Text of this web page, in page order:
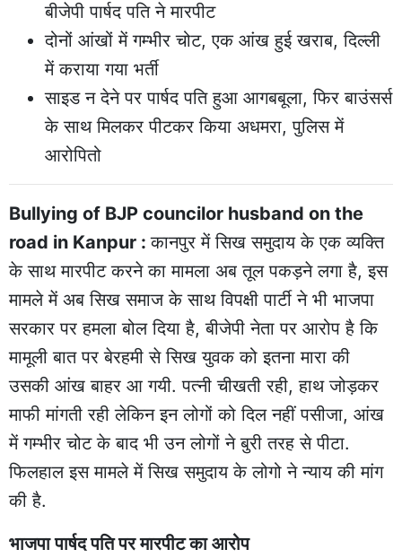
बीजेपी पार्षद पति ने मारपीट
दोनों आंखों में गम्भीर चोट, एक आंख हुई खराब, दिल्ली
में कराया गया भर्ती
साइड न देने पर पार्षद पति हुआ आगबबूला, फिर बाउंसर्स
के साथ मिलकर पीटकर किया अधमरा, पुलिस में
आरोपितो
Bullying of BJP councilor husband on the
road in Kanpur :कानपुर में सिख समुदाय के एक व्यक्ति
के साथ मारपीट करने का मामला अब तूल पकड़ने लगा है, इस
मामले में अब सिख समाज के साथ विपक्षी पार्टी ने भी भाजपा
सरकार पर हमला बोल दिया है, बीजेपी नेता पर आरोप है कि
मामूली बात पर बेरहमी से सिख युवक को इतना मारा की
उसकी आंख बाहर आ गयी. पत्नी चीखती रही, हाथ जोड़कर
माफी मांगती रही लेकिन इन लोगों को दिल नहीं पसीजा, आंख
में गम्भीर चोट के बाद भी उन लोगों ने बुरी तरह से पीटा.
फिलहाल इस मामले में सिख समुदाय के लोगो ने न्याय की मांग
की है.
भाजपा पार्षद पति पर मारपीट का आरोप